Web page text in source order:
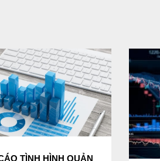
TÌNH HÌNH QUẢN